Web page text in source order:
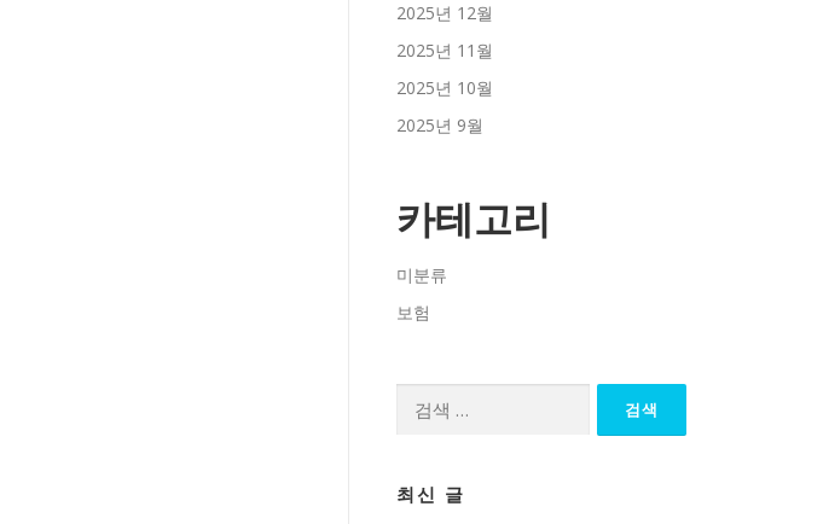
2025년 12월
2025년 11월
2025년 10월
2025년 9월
카테고리
미분류
보험
최신 글